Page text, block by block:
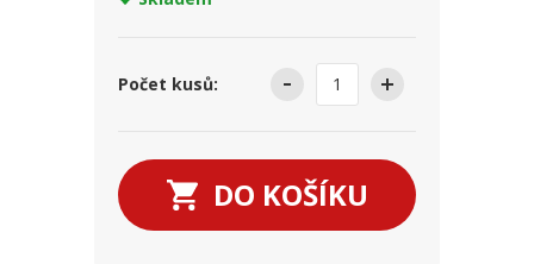
Počet kusů:
DO KOŠÍKU